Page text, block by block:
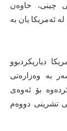
چینی، خاوەن
ئەمریکا یان بە
دیاریکردبوو
بە وەزارەتی
بۆ ئەوەی
چینییەکە خۆی یەکلایی بکاتەوە، 27ـی تشرینی دووەم